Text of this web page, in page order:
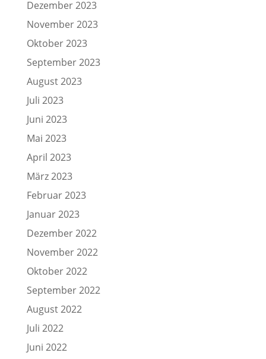
Dezember 2023
November 2023
Oktober 2023
September 2023
August 2023
Juli 2023
Juni 2023
Mai 2023
April 2023
März 2023
Februar 2023
Januar 2023
Dezember 2022
November 2022
Oktober 2022
September 2022
August 2022
Juli 2022
Juni 2022